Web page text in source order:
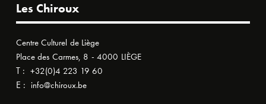
Les Chiroux
Centre Culturel de Liège
Place des Carmes, 8 - 4000 LIÈGE
T : +32(0)4 223 19 60
E : info@chiroux.be